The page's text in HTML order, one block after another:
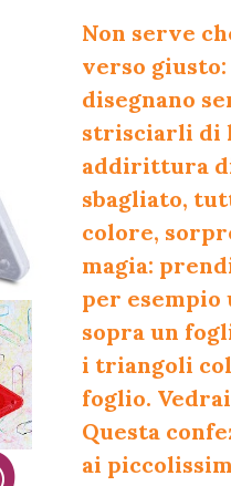
Non serve
verso
disegnano
strisciarli di
addirittura
sbagliato,
colore,
magia:
per esempio
sopra un
i triangoli
foglio.
Questa
ai